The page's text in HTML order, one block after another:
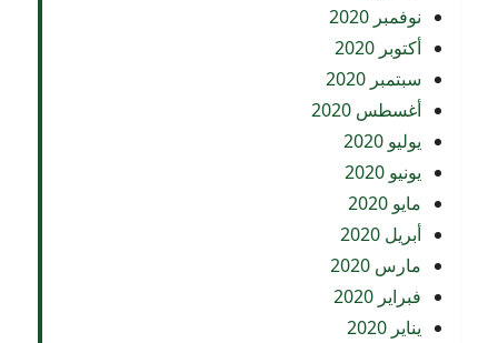
نوفمبر 2020
أكتوبر 2020
سبتمبر 2020
أغسطس 2020
يوليو 2020
يونيو 2020
مايو 2020
أبريل 2020
مارس 2020
فبراير 2020
يناير 2020